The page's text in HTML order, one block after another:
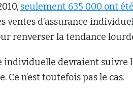
seulement 635 000 ont
ventes d’assurance
renverser la tendance
individuelle devraient suivre
n’est toutefois pas le cas.